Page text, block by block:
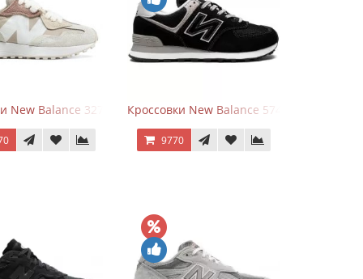
New Balance 327 Beige PinkКроссовки New Balance 574 Evergreen
9770